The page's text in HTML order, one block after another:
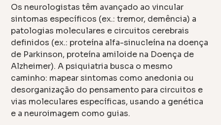
Os neurologistas têm avançado ao vincular
sintomas específicos (ex.: tremor, demência) a
patologias moleculares e circuitos cerebrais
definidos (ex.: proteína alfa-sinucleína na doença
de Parkinson, proteína amiloide na Doença de
Alzheimer). A psiquiatria busca o mesmo
caminho: mapear sintomas como anedonia ou
desorganização do pensamento para circuitos e
vias moleculares específicas, usando a genética
e a neuroimagem como guias.